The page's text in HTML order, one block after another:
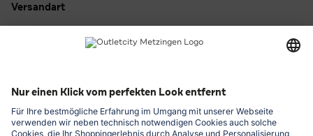
Versandart